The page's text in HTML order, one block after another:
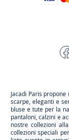
Jacadi Paris
scarpe, eleganti e
bluse e tute per la
pantaloni, calzini e
nostre collezioni
collezioni speciali